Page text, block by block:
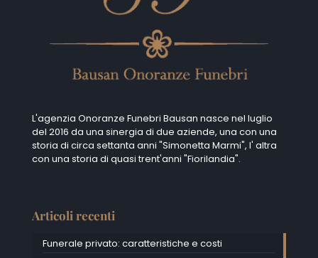
L'agenzia Onoranze Funebri Bausan nasce nel luglio
del 2016 da una sinergia di due aziende, una con una
storia di circa settanta anni "Simonetta Marmi", I' altra
con una storia di quasi trent'anni "Fiorilandia".
Articoli recenti
Funerale privato: caratteristiche e costi